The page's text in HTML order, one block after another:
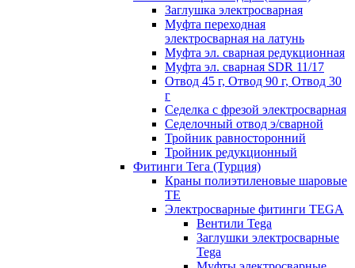
Заглушка электросварная
Муфта переходная
электросварная на латунь
Муфта эл. cварная редукционная
Муфта эл. сварная SDR 11/17
Отвод 45 г, Отвод 90 г, Отвод 30
г
Седелка с фрезой электросварная
Седелочный отвод э/сварной
Тройник равносторонний
Тройник редукционный
Фитинги Тега (Турция)
Краны полиэтиленовые шаровые
TE
Электросварные фитинги TEGA
Вентили Tega
Заглушки электросварные
Tega